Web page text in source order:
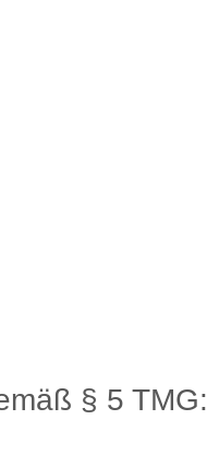
§ 5 TMG: